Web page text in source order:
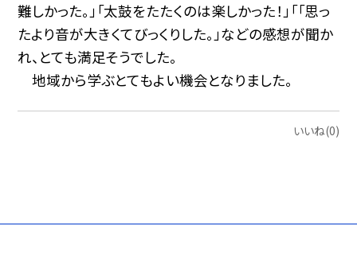
難しかった。」「太鼓をたたくのは楽しかった！」「「思っ
たより音が大きくてびっくりした。」などの感想が聞か
れ、とても満足そうでした。
地域から学ぶとてもよい機会となりました。
いいね(0)